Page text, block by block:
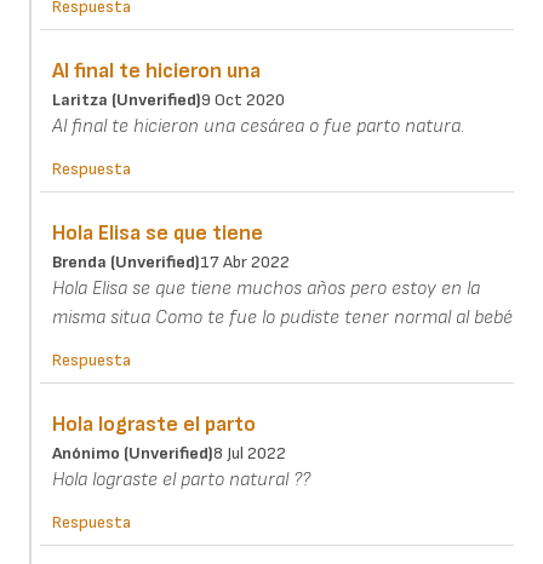
Respuesta
Al final te hicieron una
Laritza (unverified)9 Oct 2020
Al final te hicieron una cesárea o fue parto natura.
Respuesta
Hola Elisa se que tiene
Brenda (unverified)17 Abr 2022
Hola Elisa se que tiene muchos años pero estoy en la
misma situa Como te fue lo pudiste tener normal al bebé
Respuesta
Hola lograste el parto
Anónimo (unverified)8 Jul 2022
Hola lograste el parto natural ??
Respuesta